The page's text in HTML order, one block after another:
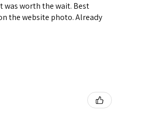
was worth the wait. Best
the website photo. Already